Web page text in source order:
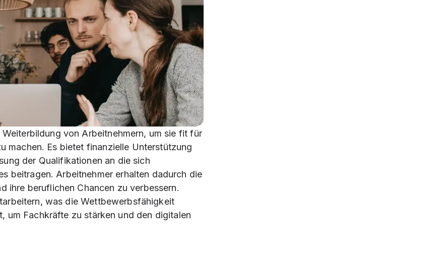
von Arbeitnehmern, um sie fit für
machen. Es bietet finanzielle Unterstützung
der Qualifikationen an die sich
beitragen. Arbeitnehmer erhalten dadurch die
ihre beruflichen Chancen zu verbessern.
was die Wettbewerbsfähigkeit
um Fachkräfte zu stärken und den digitalen